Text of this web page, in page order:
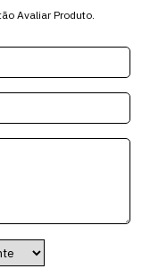
Avaliar Produto.